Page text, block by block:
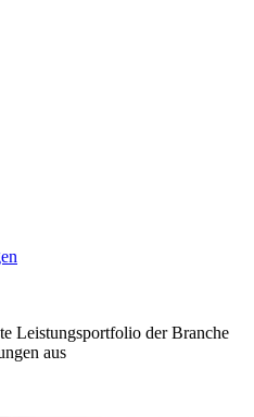
Leistungsportfolio der Branche
aus